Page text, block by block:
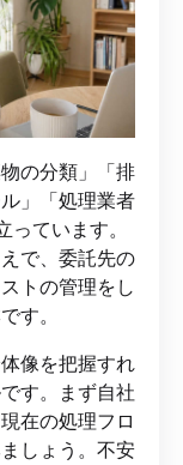
の分類」「排
」「処理業者
ています。
で、委託先の
トの管理をし
す。
像を把握すれ
す。まず自社
在の処理フロ
しょう。不安